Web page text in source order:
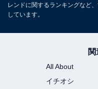
レンドに関するランキングなど
しています。
All About
イチオシ